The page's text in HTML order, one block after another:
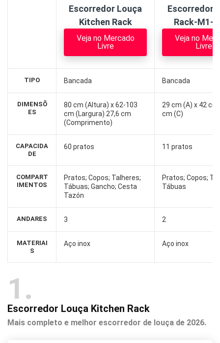
TIPO
DIMENSÕ
ES
CAPACIDA
DE
COMPART
IMENTOS
ANDARES
MATERIAI
S
Escorredor Louça
Kitchen Rack
Veja no Mercado
Livre
Bancada
80 cm (Altura) x 62-103
cm (Largura) 27,6 cm
(Comprimento)
60 pratos
Pratos; Copos; Talheres;
Tábuas; Gancho; Cesta
Tazón
3
Aço inox
Escorredor
Rack-M1-
Veja no
Livre
Bancada
29 cm (A) x 42 cm
cm (C)
11 pratos
Pratos; Copos;
Tábuas
2
Aço inox
1
Escorredor Louça Kitchen Rack
Mais completo e melhor escorredor de louça de 2026.